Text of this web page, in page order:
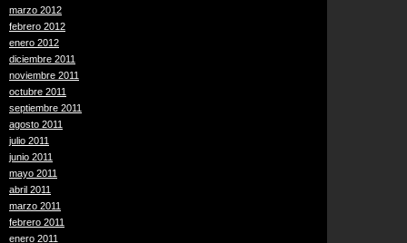
marzo 2012
febrero 2012
enero 2012
diciembre 2011
noviembre 2011
octubre 2011
septiembre 2011
agosto 2011
julio 2011
junio 2011
mayo 2011
abril 2011
marzo 2011
febrero 2011
enero 2011